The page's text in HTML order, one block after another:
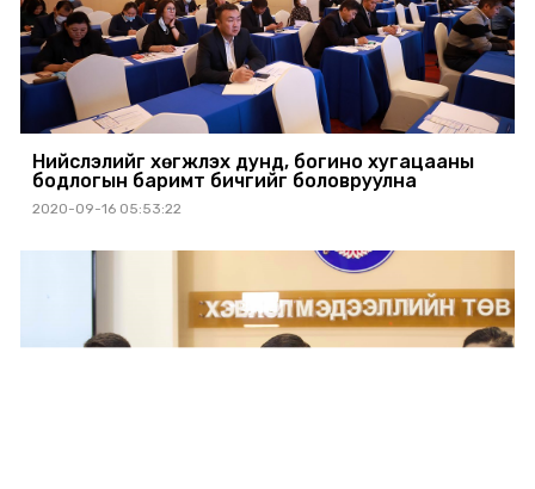
Нийслэлийг хөгжүүлэх дунд, богино хугацааны
бодлогын баримт бичгийг боловруулна
2020-09-16 05:53:22